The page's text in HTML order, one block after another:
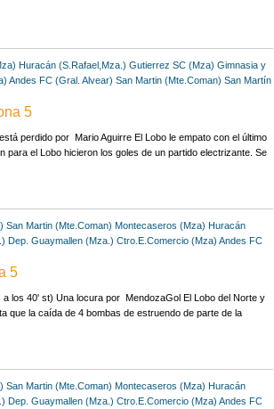
Huracán (S.Rafael,Mza.) Gutierrez SC (Mza) Gimnasia y
Andes FC (Gral. Alvear) San Martin (Mte.Coman) San Martín
5
perdido por Mario Aguirre El Lobo le empato con el último
para el Lobo hicieron los goles de un partido electrizante. Se
San Martin (Mte.Coman) Montecaseros (Mza) Huracán
Dep. Guaymallen (Mza.) Ctro.E.Comercio (Mza) Andes FC
5
los 40' st) Una locura por MendozaGol El Lobo del Norte y
que la caída de 4 bombas de estruendo de parte de la
San Martin (Mte.Coman) Montecaseros (Mza) Huracán
Dep. Guaymallen (Mza.) Ctro.E.Comercio (Mza) Andes FC